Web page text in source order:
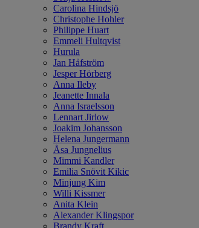
Carolina Hindsjö
Christophe Hohler
Philippe Huart
Emmeli Hultqvist
Hurula
Jan Håfström
Jesper Hörberg
Anna Ileby
Jeanette Innala
Anna Israelsson
Lennart Jirlow
Joakim Johansson
Helena Jungermann
Åsa Jungnelius
Mimmi Kandler
Emilia Snövit Kikic
Minjung Kim
Willi Kissmer
Anita Klein
Alexander Klingspor
Brandy Kraft